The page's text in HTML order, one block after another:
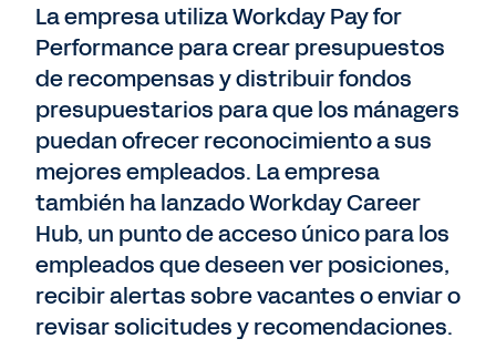
La empresa utiliza Workday Pay for
Performance para crear presupuestos
de recompensas y distribuir fondos
presupuestarios para que los mánagers
puedan ofrecer reconocimiento a sus
mejores empleados. La empresa
también ha lanzado Workday Career
Hub, un punto de acceso único para los
empleados que deseen ver posiciones,
recibir alertas sobre vacantes o enviar o
revisar solicitudes y recomendaciones.